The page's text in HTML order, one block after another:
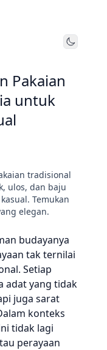
Toggle
Pakaian
untuk
tradisional
ulos, dan baju
Temukan
elegan.
budayanya
tak ternilai
Setiap
adat yang tidak
juga sarat
konteks
tidak lagi
perayaan